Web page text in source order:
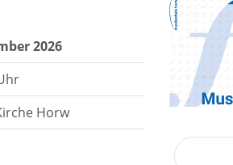
2026
Horw